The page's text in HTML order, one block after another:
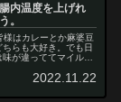
内温度を上げれ
。
はカレーとか麻婆豆
らも大好き。でも日
が違っててマイルド
2022.11.22